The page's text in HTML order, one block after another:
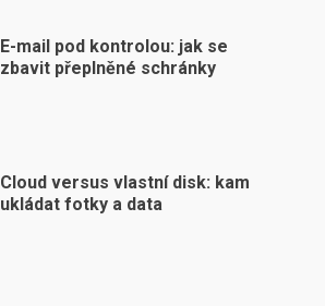
E-mail pod kontrolou: jak se
zbavit přeplněné schránky
Cloud versus vlastní disk: kam
ukládat fotky a data